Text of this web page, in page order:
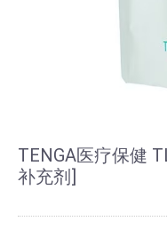
TENGA医疗保健
补充剂]